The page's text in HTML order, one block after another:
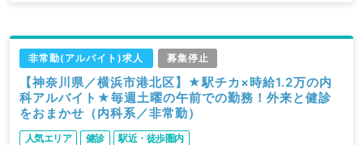
非常勤(アルバイト)求人 募集停止
【神奈川県／横浜市港北区】★駅チカ×時給1.2万の内
科アルバイト★毎週土曜の午前での勤務！外来と健診
をおまかせ（内科系／非常勤）
人気エリア 健診 駅近・徒歩圏内